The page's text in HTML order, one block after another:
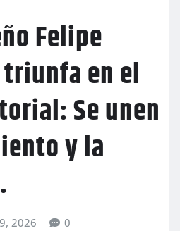
Felipe
en el
Se unen
y la
2026 0